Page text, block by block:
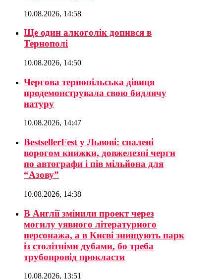
10.08.2026, 14:58
Ще один алкоголік допився в
Тернополі
10.08.2026, 14:50
Чергова тернопільська дівиця
продемонструвала свою бидлячу
натуру
10.08.2026, 14:47
BestsellerFest у Львові: спалені
ворогом книжки, довжелезні черги
по автографи і пів мільйона для
“Азову”
10.08.2026, 14:38
В Англії змінили проект через
могилу уявного літературного
персонажа, а в Києві знищують парк
із столітніми дубами, бо треба
трубопровід прокласти
10.08.2026, 13:51